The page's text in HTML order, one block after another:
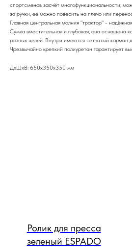
спортсменов засчёт многофункциональности,
за ручки, ее можно повесить на плечо или
Главная центральная молния "трактор" -
Сумка вместительная и глубокая, она оснащена
разных целей. Внутри имеются сетчатый карман
Чрезвычайно крепкий полиуретан гарантирует
ДxШxВ: 650x350x350 мм
Ролик для пресса
зеленый ESPADO